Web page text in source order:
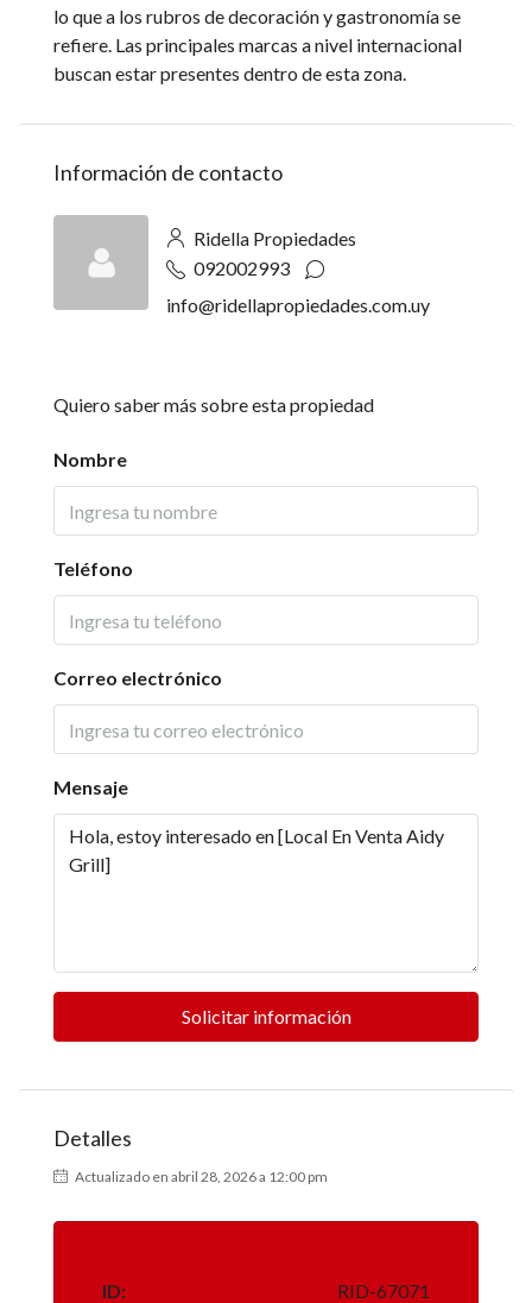
lo que a los rubros de decoración y gastronomía se
refiere. Las principales marcas a nivel internacional
buscan estar presentes dentro de esta zona.
Información de contacto
Ridella Propiedades
092002993
info@ridellapropiedades.com.uy
Quiero saber más sobre esta propiedad
Nombre
Teléfono
Correo electrónico
Mensaje
Solicitar información
Detalles
Actualizado en abril 28, 2026 a 12:00 pm
ID: RID-67071